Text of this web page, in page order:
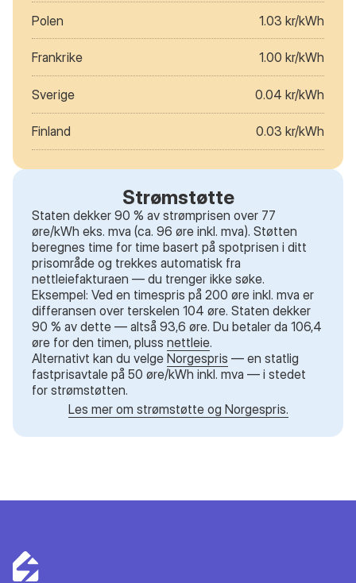
Polen 1.03 kr/kWh
Frankrike 1.00 kr/kWh
Sverige 0.04 kr/kWh
Finland 0.03 kr/kWh
Strømstøtte
Staten dekker 90 % av strømprisen over 77
øre/kWh eks. mva (ca. 96 øre inkl. mva). Støtten
beregnes time for time basert på spotprisen i ditt
prisområde og trekkes automatisk fra
nettleiefakturaen — du trenger ikke søke.
Eksempel: Ved en timespris på 200 øre inkl. mva er
differansen over terskelen 104 øre. Staten dekker
90 % av dette — altså 93,6 øre. Du betaler da 106,4
øre for den timen, pluss nettleie.
Alternativt kan du velge Norgespris — en statlig
fastprisavtale på 50 øre/kWh inkl. mva — i stedet
for strømstøtten.
Les mer om strømstøtte og Norgespris.